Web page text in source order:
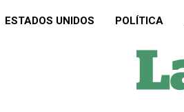
ESTADOS UNIDOS POLÍTICA